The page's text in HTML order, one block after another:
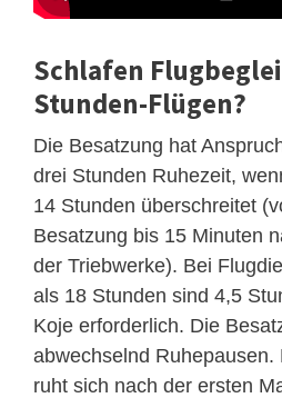
Schlafen
Stunden-Flügen?
Die Besatzung hat
drei Stunden Ruhezeit,
14 Stunden überschreitet
Besatzung bis 15 Minuten
der Triebwerke). Bei
als 18 Stunden sind 4,5
Koje erforderlich. Die
abwechselnd Ruhepausen.
ruht sich nach der ersten